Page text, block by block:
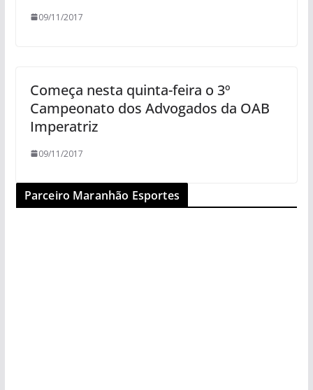
09/11/2017
Começa nesta quinta-feira o 3º
Campeonato dos Advogados da OAB
Imperatriz
09/11/2017
Parceiro Maranhão Esportes